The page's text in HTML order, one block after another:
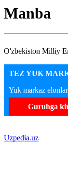
Manba
O'zbekiston Milliy
TEZ YUK
Yuk markaz
Guruhga
Uzpedia.uz